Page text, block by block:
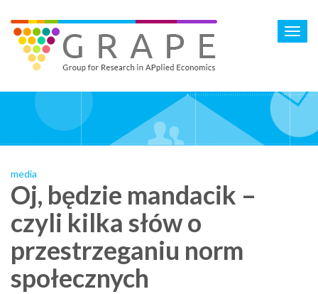
main
content
media
Oj, będzie mandacik –
czyli kilka słów o
przestrzeganiu norm
społecznych